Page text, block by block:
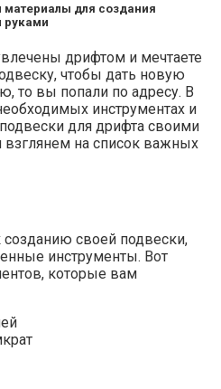
для создания
руками
дрифтом и мечтаете
чтобы дать новую
то вы попали по адресу. В
инструментах и
для дрифта своими
взглянем на список важных
своей подвески,
инструменты. Вот
которые вам